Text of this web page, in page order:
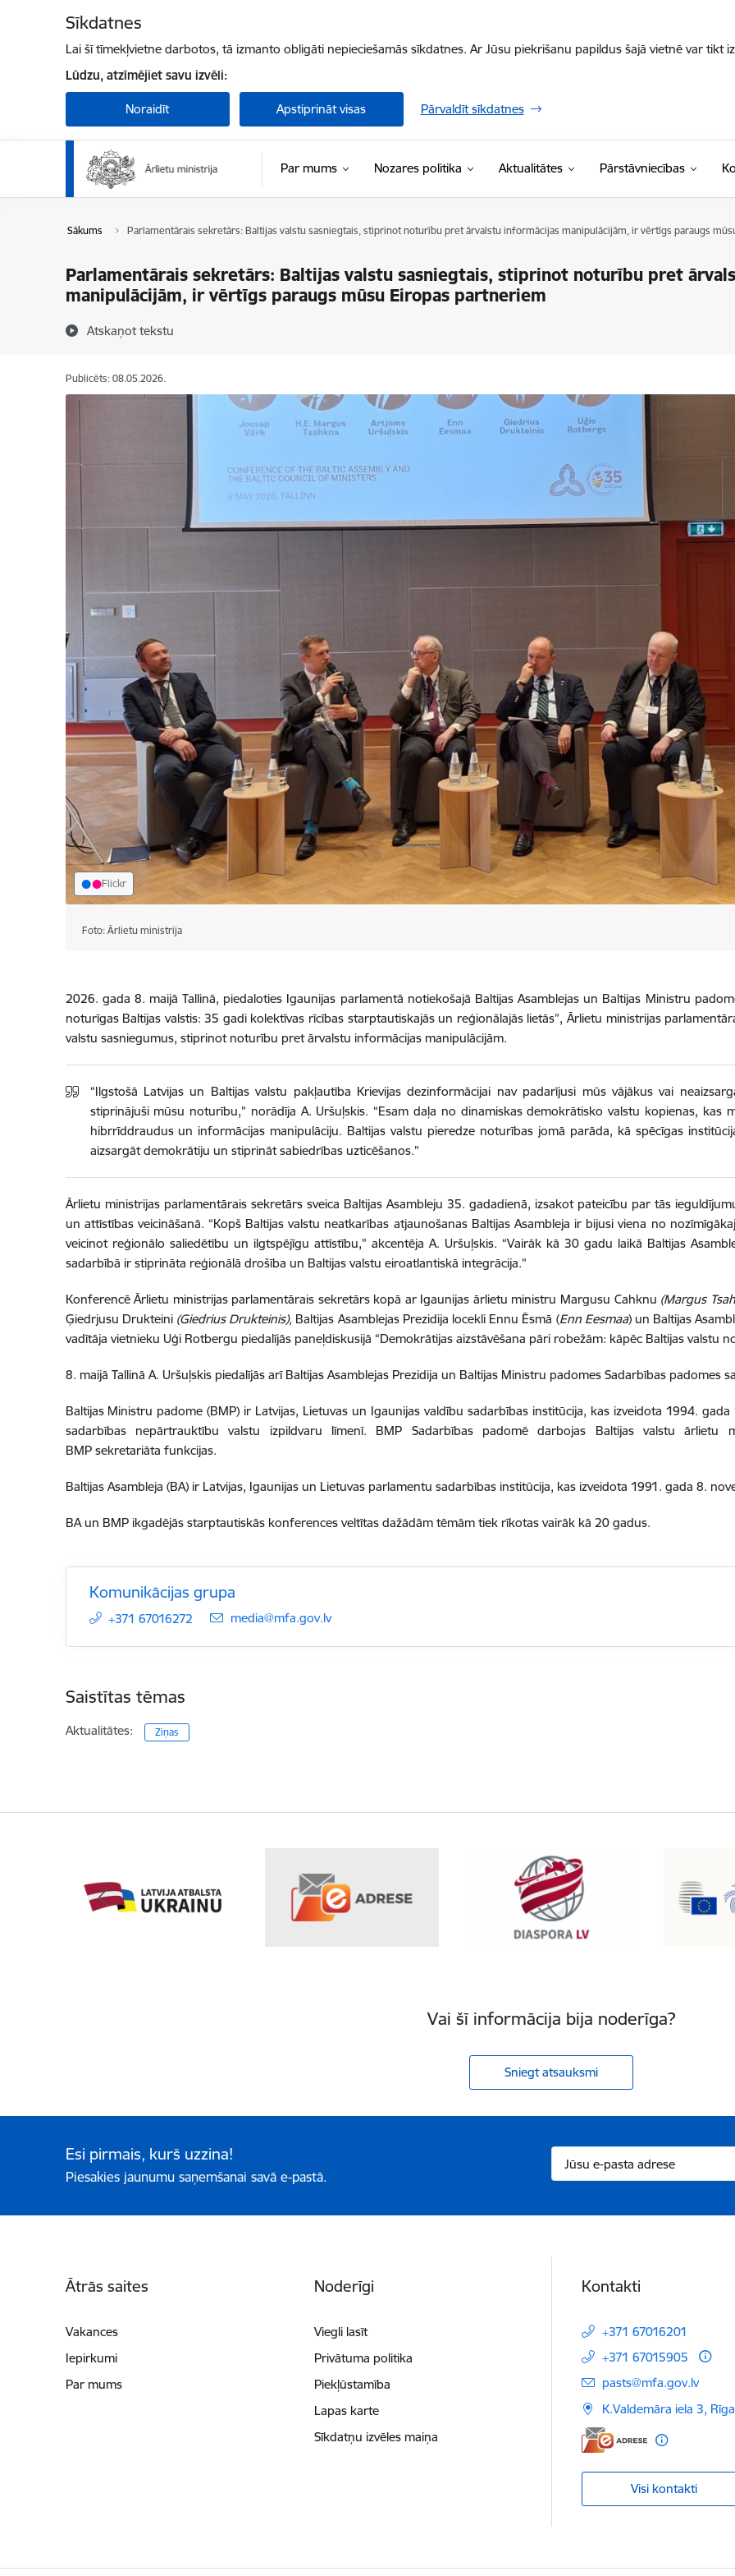
Sīkdatnes
Lai šī tīmekļvietne darbotos, tā izmanto obligāti nepieciešamās sīkdatnes. Ar Jūsu piekrišanu papildus šajā vietnē var tikt
Lūdzu, atzīmējiet savu izvēli:
Noraidīt Apstiprināt visas Pārvaldīt sīkdatnes
Par mums Nozares politika Aktualitātes Pārstāvniecības
Sākums Parlamentārais sekretārs: Baltijas valstu sasniegtais, stiprinot noturību pret ārvalstu informācijas manipulācijām, ir vērtīgs paraugs
Parlamentārais sekretārs: Baltijas valstu sasniegtais, stiprinot noturību pret
manipulācijām, ir vērtīgs paraugs mūsu Eiropas partneriem
Atskaņot tekstu
Publicēts: 08.05.2026.
Flickr
Foto: Ārlietu ministrija
2026. gada 8. maijā Tallinā, piedaloties Igaunijas parlamentā notiekošajā Baltijas Asamblejas un Baltijas Ministru
noturīgas Baltijas valstis: 35 gadi kolektīvas rīcības starptautiskajās un reģionālajās lietās”, Ārlietu ministrijas
valstu sasniegumus, stiprinot noturību pret ārvalstu informācijas manipulācijām.
“Ilgstošā Latvijas un Baltijas valstu pakļautība Krievijas dezinformācijai nav padarījusi mūs vājākus vai
stiprinājuši mūsu noturību,” norādīja A. Uršuļskis. “Esam daļa no dinamiskas demokrātisko valstu kopienas, kas
hibrrīddraudus un informācijas manipulāciju. Baltijas valstu pieredze noturības jomā parāda, kā spēcīgas
aizsargāt demokrātiju un stiprināt sabiedrības uzticēšanos.”
Ārlietu ministrijas parlamentārais sekretārs sveica Baltijas Asambleju 35. gadadienā, izsakot pateicību par tās
un attīstības veicināšanā. “Kopš Baltijas valstu neatkarības atjaunošanas Baltijas Asambleja ir bijusi viena no
veicinot reģionālo saliedētību un ilgtspējīgu attīstību,” akcentēja A. Uršuļskis. “Vairāk kā 30 gadu laikā Baltijas
sadarbībā ir stiprināta reģionālā drošība un Baltijas valstu eiroatlantiskā integrācija.”
Konferencē Ārlietu ministrijas parlamentārais sekretārs kopā ar Igaunijas ārlietu ministru Margusu Cahknu (Margus
Ģiedrjusu Drukteini (Giedrius Drukteinis), Baltijas Asamblejas Prezidija locekli Ennu Ēsmā (Enn Eesmaa) un Baltijas
vadītāja vietnieku Uģi Rotbergu piedalījās paneļdiskusijā “Demokrātijas aizstāvēšana pāri robežām: kāpēc Baltijas valstu
8. maijā Tallinā A. Uršuļskis piedalījās arī Baltijas Asamblejas Prezidija un Baltijas Ministru padomes Sadarbības padomes
Baltijas Ministru padome (BMP) ir Latvijas, Lietuvas un Igaunijas valdību sadarbības institūcija, kas izveidota 1994.
sadarbības nepārtrauktību valstu izpildvaru līmenī. BMP Sadarbības padomē darbojas Baltijas valstu ārlietu
BMP sekretariāta funkcijas.
Baltijas Asambleja (BA) ir Latvijas, Igaunijas un Lietuvas parlamentu sadarbības institūcija, kas izveidota 1991. gada 8.
BA un BMP ikgadējās starptautiskās konferences veltītas dažādām tēmām tiek rīkotas vairāk kā 20 gadus.
Komunikācijas grupa
+371 67016272 E-pasts:
media@mfa.gov.lv
Saistītas tēmas
Aktualitātes: Ziņas
Vai šī informācija bija noderīga?
Sniegt atsauksmi
Esi pirmais, kurš uzzina!
Piesakies jaunumu saņemšanai savā e-pastā.
Ātrās saites
Vakances
Iepirkumi
Par mums
Noderīgi
Viegli lasīt
Privātuma politika
Piekļūstamība
Lapas karte
Sīkdatņu izvēles maiņa
Kontakti
+371 67016201
+371 67015905
E-pasts:
pasts@mfa.gov.lv
K.Valdemāra iela 3,
Visi kontakti